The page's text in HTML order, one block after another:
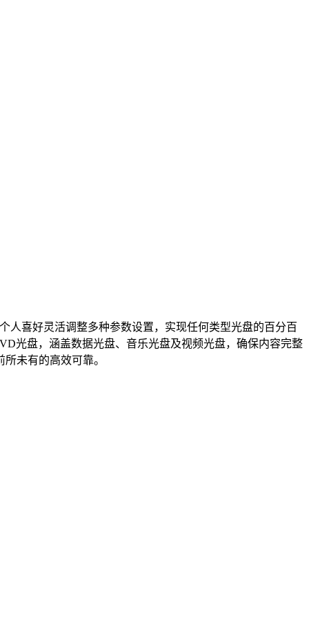
人喜好灵活调整多种参数设置，实现任何类型光盘的百分百
光盘，涵盖数据光盘、音乐光盘及视频光盘，确保内容完整
未有的高效可靠。